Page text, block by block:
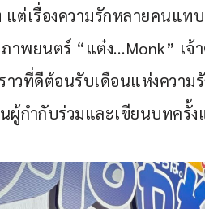
ต่เรื่องความรักหลายคนแท
าพยนตร์ “แต๋ง…Monk” เจ้า
วที่ดีต้อนรับเดือนแห่งความ
ผู้กำกับร่วมและเขียนบทครั้ง